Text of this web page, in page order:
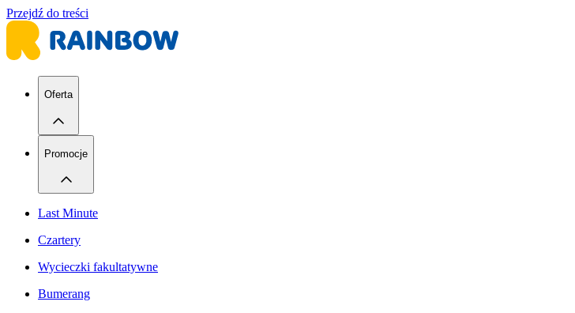
Przejdź do treści
Oferta
Promocje
Last Minute
Czartery
Wycieczki fakultatywne
Bumerang